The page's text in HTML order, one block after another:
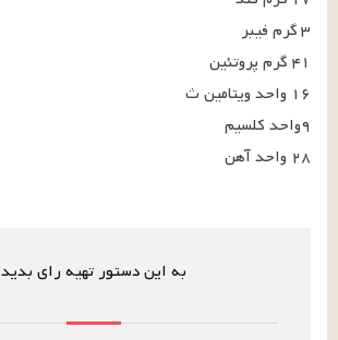
۲۸ واحد آهن
به این دستور تهیه رای بدید